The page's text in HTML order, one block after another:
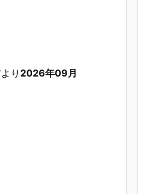
より 2026年09月